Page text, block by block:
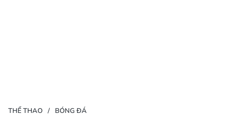
THỂ THAO BÓNG ĐÁ